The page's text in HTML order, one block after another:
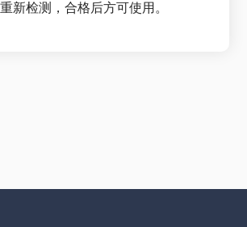
新检测，合格后方可使用。